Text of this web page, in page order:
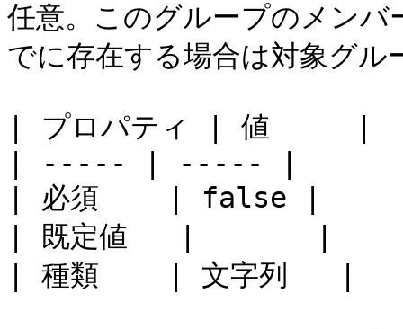
任意。このグループのメン
でに存在する場合は対象グル
| プロパティ | 値     |
| ----- | ----- |
| 必須    | false |
| 既定値   |       |
| 種類    | 文字列   |